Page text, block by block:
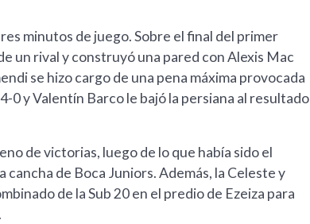
minutos de juego. Sobre el final del primer
un rival y construyó una pared con Alexis Mac
se hizo cargo de una pena máxima provocada
0 y Valentín Barco le bajó la persiana al resultado
de victorias, luego de lo que había sido el
de Boca Juniors. Además, la Celeste y
de la Sub 20 en el predio de Ezeiza para